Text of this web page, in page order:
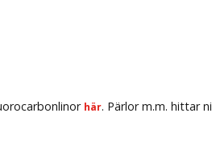
här. Pärlor m.m. hittar ni